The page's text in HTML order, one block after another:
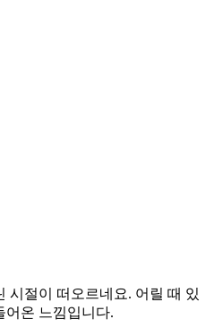
시절이 떠오르네요. 어릴 때 있
어온 느낌입니다.